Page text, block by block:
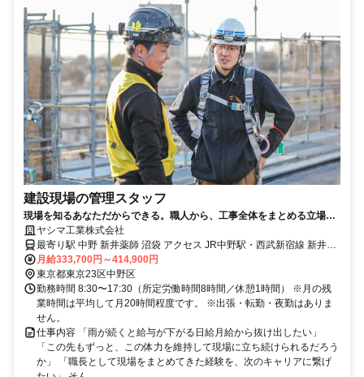
建設現場の管理スタッフ
現場を知るあなただからできる。職人から、工事全体をまとめる立場
へ。ヤシマ工業株式会社
最寄り駅 中野 新井薬師 沼袋 アクセス JR中野駅・西武新宿線 新井薬
師前駅徒歩10分
月給333,700円～414,900円
東京都東京23区中野区
勤務時間 8:30〜17:30（所定労働時間8時間／休憩1時間） ※月の残
業時間は平均して月20時間程度です。 ※出張・転勤・夜勤はありま
せん。
仕事内容 「雨が続くと給与が下がる日給月給から抜け出したい」
「この先もずっと、この体力を維持して現場に立ち続けられるだろう
か」 「職長として現場をまとめてきた経験を、次のキャリアに繋げ